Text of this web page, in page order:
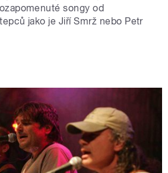
songy od
jako je Jiří Smrž nebo Petr